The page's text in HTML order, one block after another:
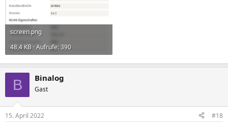
screen.png
48,4 KB · Aufrufe: 390
B Binalog
Gast
15. April 2022 #18